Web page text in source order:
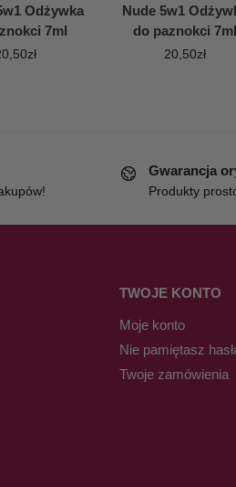
Odżywka
7ml
zł
Nude 5w1
do paznokci 7ml
20,50zł
Gwarancja
Produkty
TWOJE KONTO
Moje konto
Nie pamiętasz
Twoje zamówienia